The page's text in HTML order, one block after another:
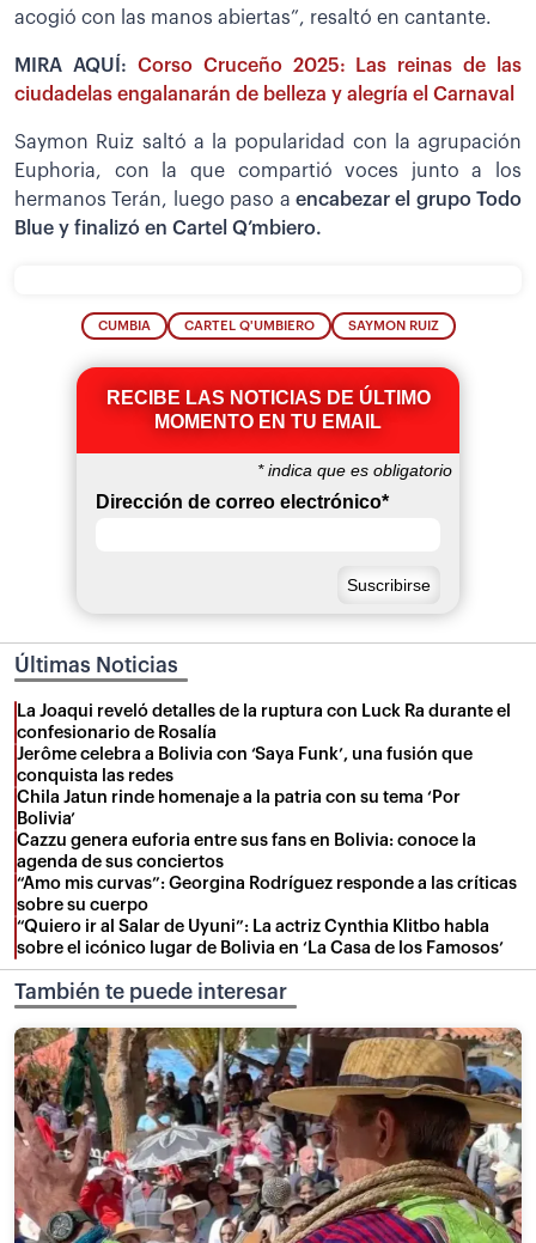
acogió con las manos abiertas”, resaltó en cantante.
MIRA AQUÍ: Corso Cruceño 2025: Las reinas de las
ciudadelas engalanarán de belleza y alegría el Carnaval
Saymon Ruiz saltó a la popularidad con la agrupación
Euphoria, con la que compartió voces junto a los
hermanos Terán, luego paso a encabezar el grupo Todo
Blue y finalizó en Cartel Q’mbiero.
CUMBIA CARTEL Q'UMBIERO SAYMON RUIZ
RECIBE LAS NOTICIAS DE ÚLTIMO
MOMENTO EN TU EMAIL
*indica que es obligatorio
Dirección de correo electrónico*
Últimas Noticias
La Joaqui reveló detalles de la ruptura con Luck Ra durante el
confesionario de Rosalía
Jerôme celebra a Bolivia con ‘Saya Funk’, una fusión que
conquista las redes
Chila Jatun rinde homenaje a la patria con su tema ‘Por
Bolivia’
Cazzu genera euforia entre sus fans en Bolivia: conoce la
agenda de sus conciertos
“Amo mis curvas”: Georgina Rodríguez responde a las críticas
sobre su cuerpo
“Quiero ir al Salar de Uyuni”: La actriz Cynthia Klitbo habla
sobre el icónico lugar de Bolivia en ‘La Casa de los Famosos’
También te puede interesar